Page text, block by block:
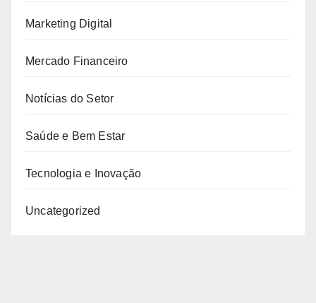
Marketing Digital
Mercado Financeiro
Notícias do Setor
Saúde e Bem Estar
Tecnologia e Inovação
Uncategorized